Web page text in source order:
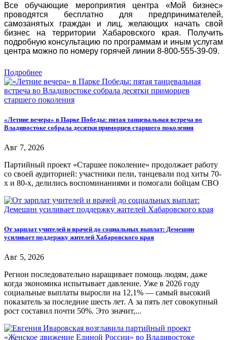
Все обучающие мероприятия центра «Мой бизнес»
проводятся бесплатно для предпринимателей,
самозанятых граждан и лиц, желающих начать свой
бизнес на территории Хабаровского края. Получить
подробную консультацию по программам и иным услугам
центра можно по номеру горячей линии 8-800-555-39-09.
Подробнее
«Летние вечера» в Парке Победы: пятая танцевальная встреча во
Владивостоке собрала десятки приморцев старшего поколения
Авг 7, 2026
Партийный проект «Старшее поколение» продолжает работу
со своей аудиторией: участники пели, танцевали под хиты 70-
х и 80-х, делились воспоминаниями и помогали бойцам СВО
От зарплат учителей и врачей до социальных выплат: Демешин
усиливает поддержку жителей Хабаровского края
Авг 5, 2026
Регион последовательно наращивает помощь людям, даже
когда экономика испытывает давление. Уже в 2026 году
социальные выплаты выросли на 12,1% — самый высокий
показатель за последние шесть лет. А за пять лет совокупный
рост составил почти 50%. Это значит,...